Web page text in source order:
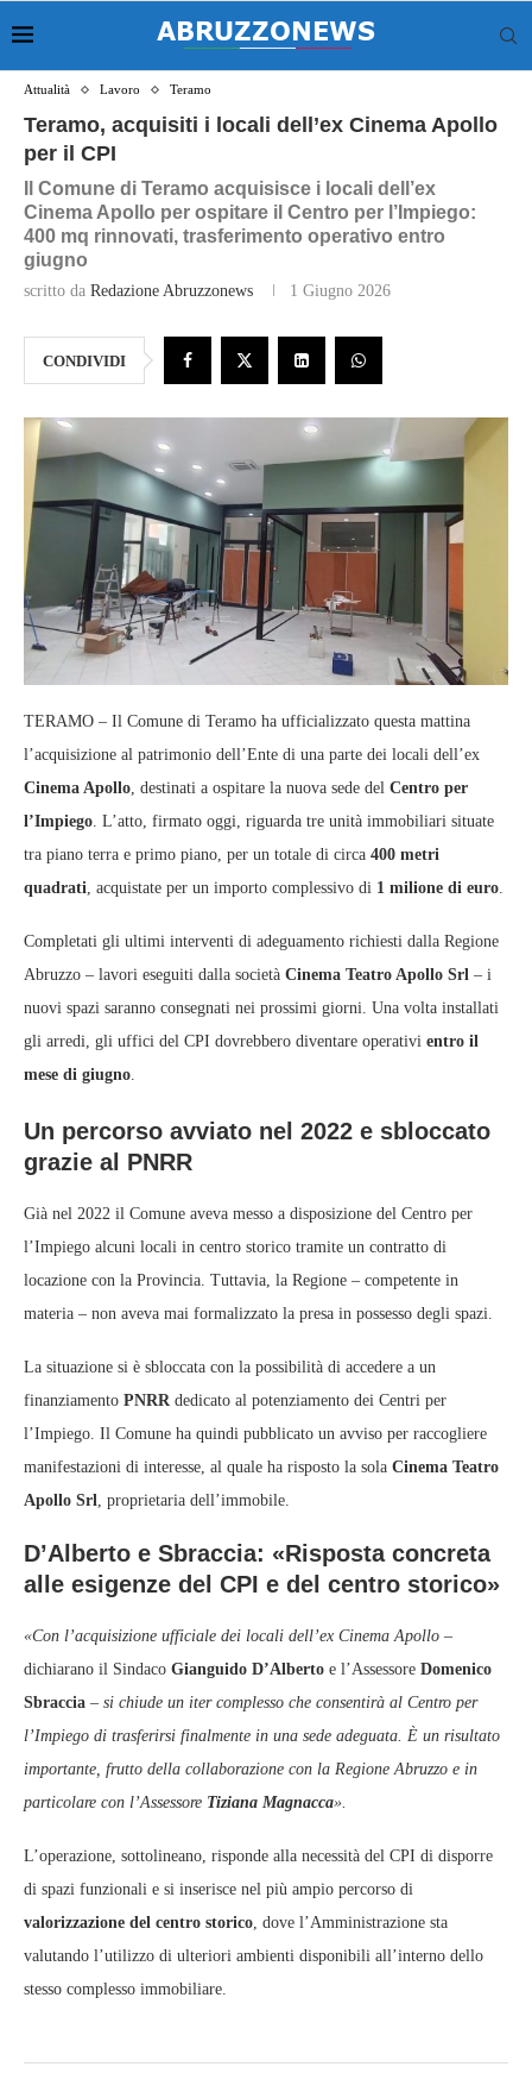
Attualità Lavoro Teramo
Teramo, acquisiti i locali dell’ex Cinema Apollo
per il CPI
Il Comune di Teramo acquisisce i locali dell’ex
Cinema Apollo per ospitare il Centro per l’Impiego:
400 mq rinnovati, trasferimento operativo entro
giugno
scritto da Redazione Abruzzonews 1 Giugno 2026
CONDIVIDI
TERAMO – Il Comune di Teramo ha ufficializzato questa mattina
l’acquisizione al patrimonio dell’Ente di una parte dei locali dell’ex
Cinema Apollo , destinati a ospitare la nuova sede del Centro per
l’Impiego . L’atto, firmato oggi, riguarda tre unità immobiliari situate
tra piano terra e primo piano, per un totale di circa 400 metri
quadrati , acquistate per un importo complessivo di 1 milione di euro
Completati gli ultimi interventi di adeguamento richiesti dalla Regione
Abruzzo – lavori eseguiti dalla società Cinema Teatro Apollo Srl – i
nuovi spazi saranno consegnati nei prossimi giorni. Una volta installati
gli arredi, gli uffici del CPI dovrebbero diventare operativi entro il
mese di giugno
Un percorso avviato nel 2022 e sbloccato
grazie al PNRR
Già nel 2022 il Comune aveva messo a disposizione del Centro per
l’Impiego alcuni locali in centro storico tramite un contratto di
locazione con la Provincia. Tuttavia, la Regione – competente in
materia – non aveva mai formalizzato la presa in possesso degli spazi.
La situazione si è sbloccata con la possibilità di accedere a un
finanziamento PNRR dedicato al potenziamento dei Centri per
l’Impiego. Il Comune ha quindi pubblicato un avviso per raccogliere
manifestazioni di interesse, al quale ha risposto la sola Cinema Teatro
Apollo Srl , proprietaria dell’immobile.
D’Alberto e Sbraccia: «Risposta concreta
alle esigenze del CPI e del centro storico»
«Con l’acquisizione ufficiale dei locali dell’ex Cinema Apollo –
dichiarano il Sindaco Gianguido D’Alberto e l’Assessore Domenico
Sbraccia – si chiude un iter complesso che consentirà al Centro per
l’Impiego di trasferirsi finalmente in una sede adeguata. È un risultato
importante, frutto della collaborazione con la Regione Abruzzo e in
particolare con l’Assessore Tiziana Magnacca».
L’operazione, sottolineano, risponde alla necessità del CPI di disporre
di spazi funzionali e si inserisce nel più ampio percorso di
valorizzazione del centro storico , dove l’Amministrazione sta
valutando l’utilizzo di ulteriori ambienti disponibili all’interno dello
stesso complesso immobiliare.